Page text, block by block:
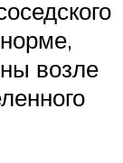
возле